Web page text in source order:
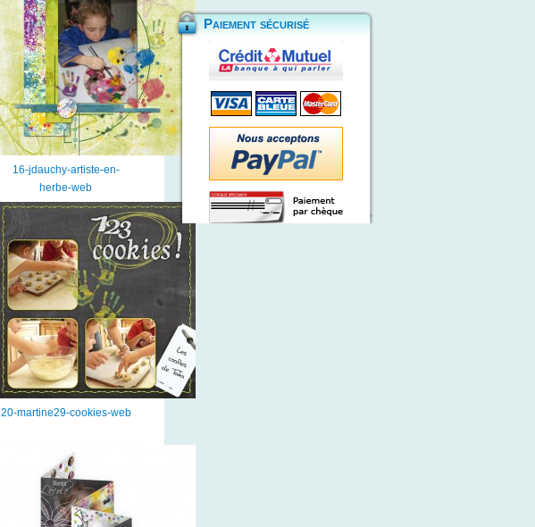
16-jdauchy-artiste-en-
herbe-web
20-martine29-cookies-web
Paiement sécurisé